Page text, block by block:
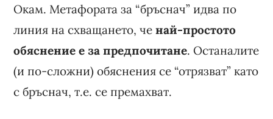
Окам. Метафората за “бръснач” идва по
линия на схващането, ченай-простото
обяснение е за предпочитане. Останалите
(и по-сложни) обяснения се “отрязват” като
с бръснач, т.е. се премахват.